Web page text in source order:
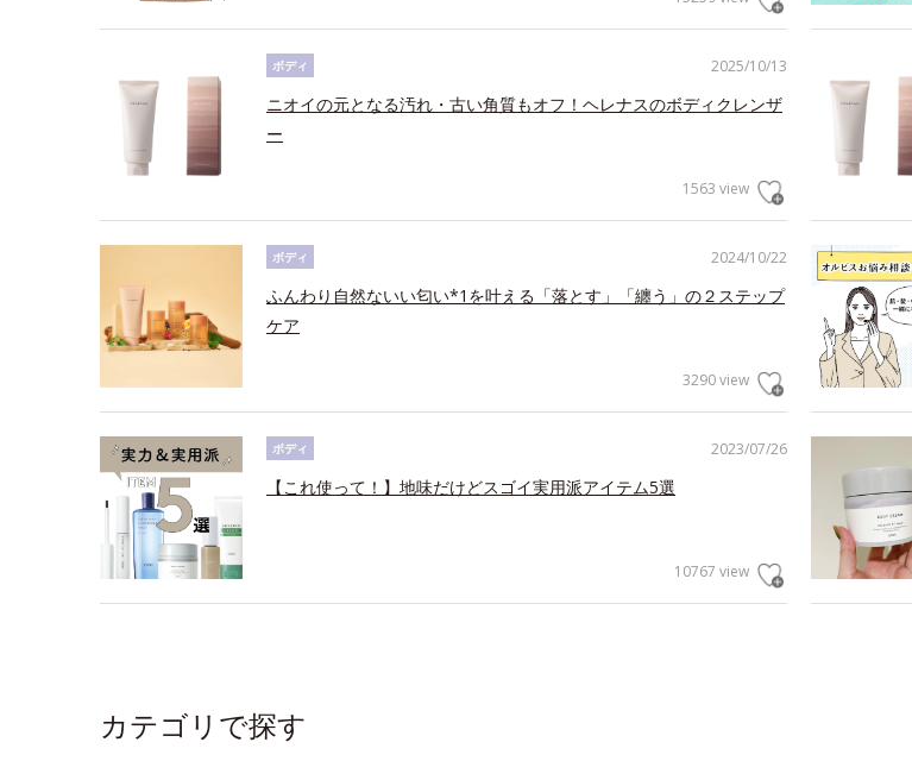
2025/10/13
ボディ
ニオイの元となる汚れ・古い角質もオフ！ヘレナスのボディクレンザ
ー
1563 view
2024/10/22
ボディ
ふんわり自然ないい匂い*1を叶える「落とす」「纏う」の２ステップ
ケア
3290 view
2023/07/26
ボディ
【これ使って！】地味だけどスゴイ実用派アイテム5選
10767 view
カテゴリで探す